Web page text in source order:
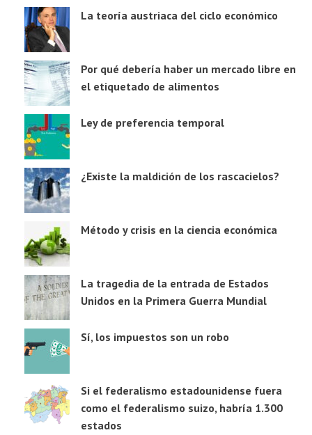
La teoría austriaca del ciclo económico
Por qué debería haber un mercado libre en
el etiquetado de alimentos
Ley de preferencia temporal
¿Existe la maldición de los rascacielos?
Método y crisis en la ciencia económica
La tragedia de la entrada de Estados
Unidos en la Primera Guerra Mundial
Sí, los impuestos son un robo
Si el federalismo estadounidense fuera
como el federalismo suizo, habría 1.300
estados